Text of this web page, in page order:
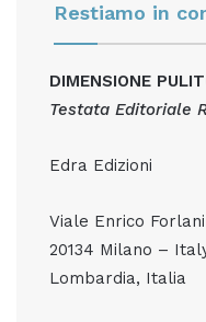
Restiamo in
DIMENSIONE
Testata Editoriale
Edra Edizioni
Viale Enrico
20134 Milano –
Lombardia, Italia